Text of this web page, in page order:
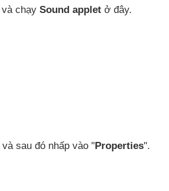
và chạy Sound applet ở đây.
và sau đó nhấp vào "Properties".